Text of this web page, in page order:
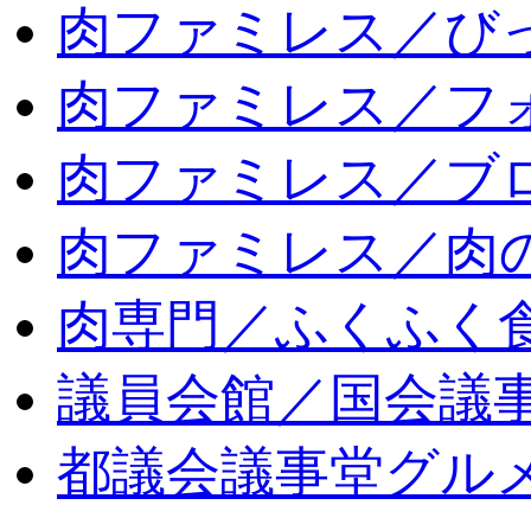
肉ファミレス／び
肉ファミレス／フ
肉ファミレス／ブ
肉ファミレス／肉
肉専門／ふくふく
議員会館／国会議
都議会議事堂グル